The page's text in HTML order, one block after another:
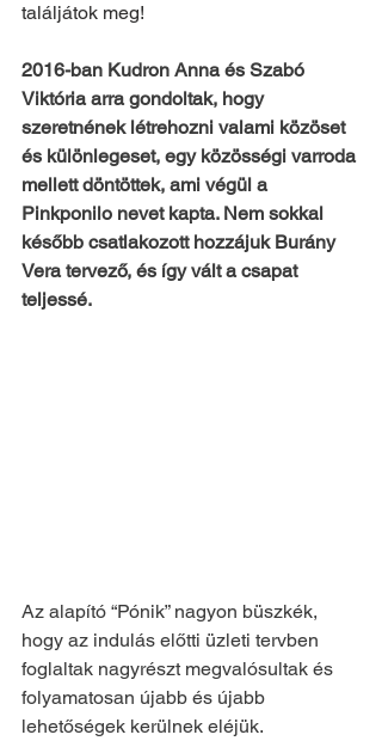
találjátok meg!
2016-ban Kudron Anna és Szabó
Viktória arra gondoltak, hogy
szeretnének létrehozni valami közöset
és különlegeset, egy közösségi varroda
mellett döntöttek, ami végül a
Pinkponilo nevet kapta. Nem sokkal
később csatlakozott hozzájuk Burány
Vera tervező, és így vált a csapat
teljessé.
Az alapító “Pónik” nagyon büszkék,
hogy az indulás előtti üzleti tervben
foglaltak nagyrészt megvalósultak és
folyamatosan újabb és újabb
lehetőségek kerülnek eléjük.